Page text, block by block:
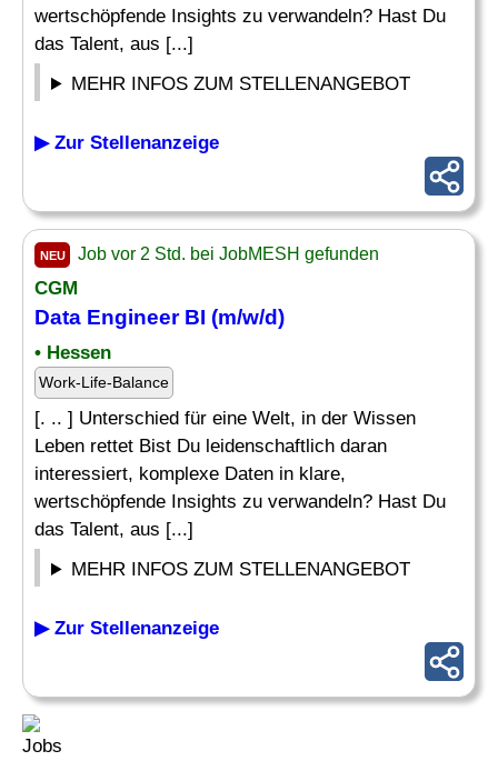
wertschöpfende Insights zu verwandeln? Hast Du
das Talent, aus [...]
MEHR INFOS ZUM STELLENANGEBOT
▶ Zur Stellenanzeige
NEU Job vor 2 Std. bei JobMESH gefunden
CGM
Data Engineer BI (m/w/d)
• Hessen
Work-Life-Balance
[. .. ] Unterschied für eine Welt, in der Wissen
Leben rettet Bist Du leidenschaftlich daran
interessiert, komplexe Daten in klare,
wertschöpfende Insights zu verwandeln? Hast Du
das Talent, aus [...]
MEHR INFOS ZUM STELLENANGEBOT
▶ Zur Stellenanzeige